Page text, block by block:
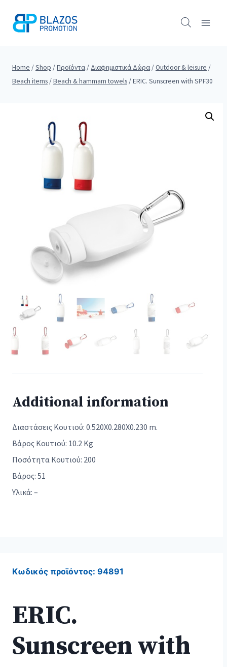
Home /Shop /Προϊόντα / Διαφημιστικά Δώρα /Outdoor & leisure /
Beach items /Beach & hammam towels /ERIC. Sunscreen with SPF30
Additional information
Διαστάσεις Κουτιού: 0.520X0.280X0.230 m.
Βάρος Κουτιού: 10.2 Kg
Ποσότητα Κουτιού: 200
Βάρος: 51
Υλικά: –
Κωδικός προϊόντος: 94891
ERIC.
Sunscreen with